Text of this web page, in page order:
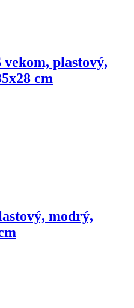
vekom, plastový,
cm
modrý,